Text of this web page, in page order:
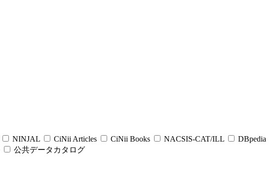
NINJAL CiNii Articles CiNii Books NACSIS-CAT/ILL
DBpedia
公共データカタログ